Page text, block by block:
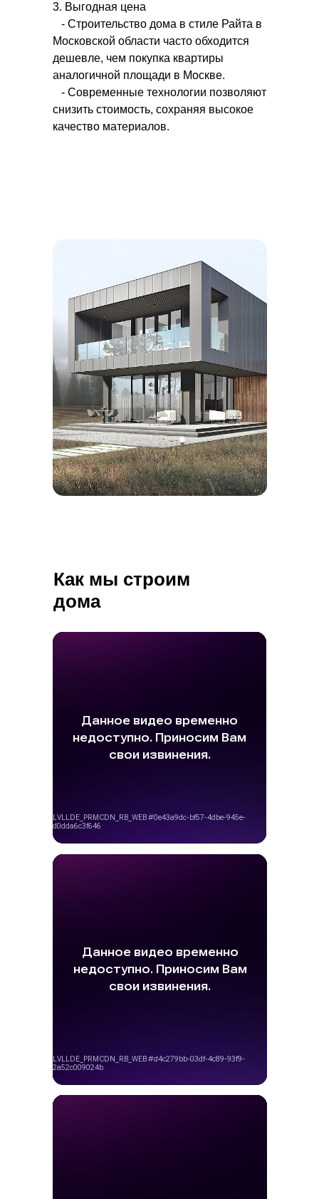
3. Выгодная цена
- Строительство дома в стиле Райта в
Московской области часто обходится
дешевле, чем покупка квартиры
аналогичной площади в Москве.
- Современные технологии позволяют
снизить стоимость, сохраняя высокое
качество материалов.
Как мы строим
дома